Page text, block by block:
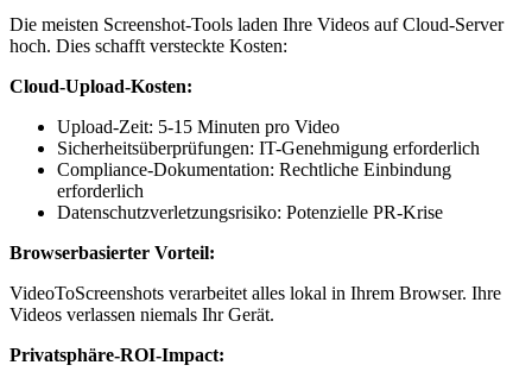
Die meisten Screenshot-Tools laden Ihre Videos auf Cloud-Server
hoch. Dies schafft versteckte Kosten:
Cloud-Upload-Kosten:
Upload-Zeit: 5-15 Minuten pro Video
Sicherheitsüberprüfungen: IT-Genehmigung erforderlich
Compliance-Dokumentation: Rechtliche Einbindung
erforderlich
Datenschutzverletzungsrisiko: Potenzielle PR-Krise
Browserbasierter Vorteil:
VideoToScreenshots verarbeitet alles lokal in Ihrem Browser. Ihre
Videos verlassen niemals Ihr Gerät.
Privatsphäre-ROI-Impact: